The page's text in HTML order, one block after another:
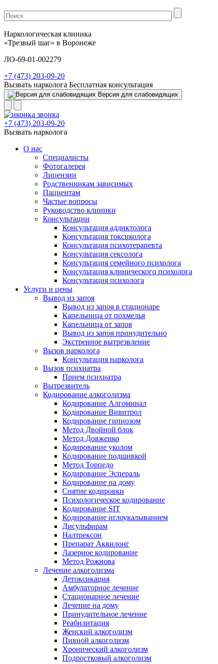
Наркологическая клиника
«Трезвый шаг» в Воронеже
ЛО-69-01-002279
+7 (473) 203-09-20
Вызвать нарколога Бесплатная консультация
Версия для слабовидящих
+7 (473) 203-09-20
Вызвать нарколога
О нас
Специалисты
Фотогалерея
Лицензии
Родственникам зависимых
Пациентам
Частые вопросы
Руководство клиники
Консультации
Консультация аддиктолога
Консультация токсиколога
Консультация психотерапевта
Консультация сексолога
Консультация семейного психолога
Консультация клинического психолога
Консультация психолога
Услуги и цены
Вывод из запоя
Вывод из запоя в стационаре
Капельница от похмелья
Капельница от запоя
Вывод из запоя принудительно
Экстренное вытрезвление
Вызов нарколога
Консультация нарколога
Вызов психиатра
Прием психиатра
Вытрезвитель
Кодирование алкоголизма
Кодирование Алгоминал
Кодирование Вивитрол
Кодирование гипнозом
Метод Двойной блок
Метод Довженко
Кодирование уколом
Кодирование подшивкой
Метод Торпедо
Кодирование Эспераль
Кодирование на дому
Снятие кодировки
Психологическое кодирование
Кодирование SIT
Кодирование иглоукалыванием
Дисульфирам
Налтрексон
Препарат Аквилонг
Лазерное кодирование
Метод Рожнова
Лечение алкоголизма
Детоксикация
Амбулаторное лечение
Стационарное лечение
Лечение на дому
Принудительное лечение
Реабилитация
Женский алкоголизм
Пивной алкоголизм
Хронический алкоголизм
Подростковый алкоголизм